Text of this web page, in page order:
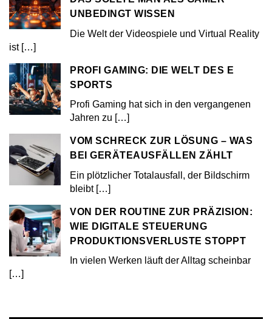
UNBEDINGT WISSEN
Die Welt der Videospiele und Virtual Reality
ist […]
PROFI GAMING: DIE WELT DES E
SPORTS
Profi Gaming hat sich in den vergangenen
Jahren zu […]
VOM SCHRECK ZUR LÖSUNG – WAS
BEI GERÄTEAUSFÄLLEN ZÄHLT
Ein plötzlicher Totalausfall, der Bildschirm
bleibt […]
VON DER ROUTINE ZUR PRÄZISION:
WIE DIGITALE STEUERUNG
PRODUKTIONSVERLUSTE STOPPT
In vielen Werken läuft der Alltag scheinbar
[…]